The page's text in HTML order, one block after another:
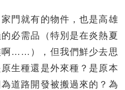
門就有的物件，也是高雄
必需品（特別是在炎熱夏
啊……），但我們鮮少去思
生種還是外來種？是原本
道路開發被搬過來的？為